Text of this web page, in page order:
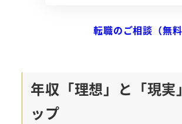
転職のご相談（無
年収「理想」と「現実
ップ